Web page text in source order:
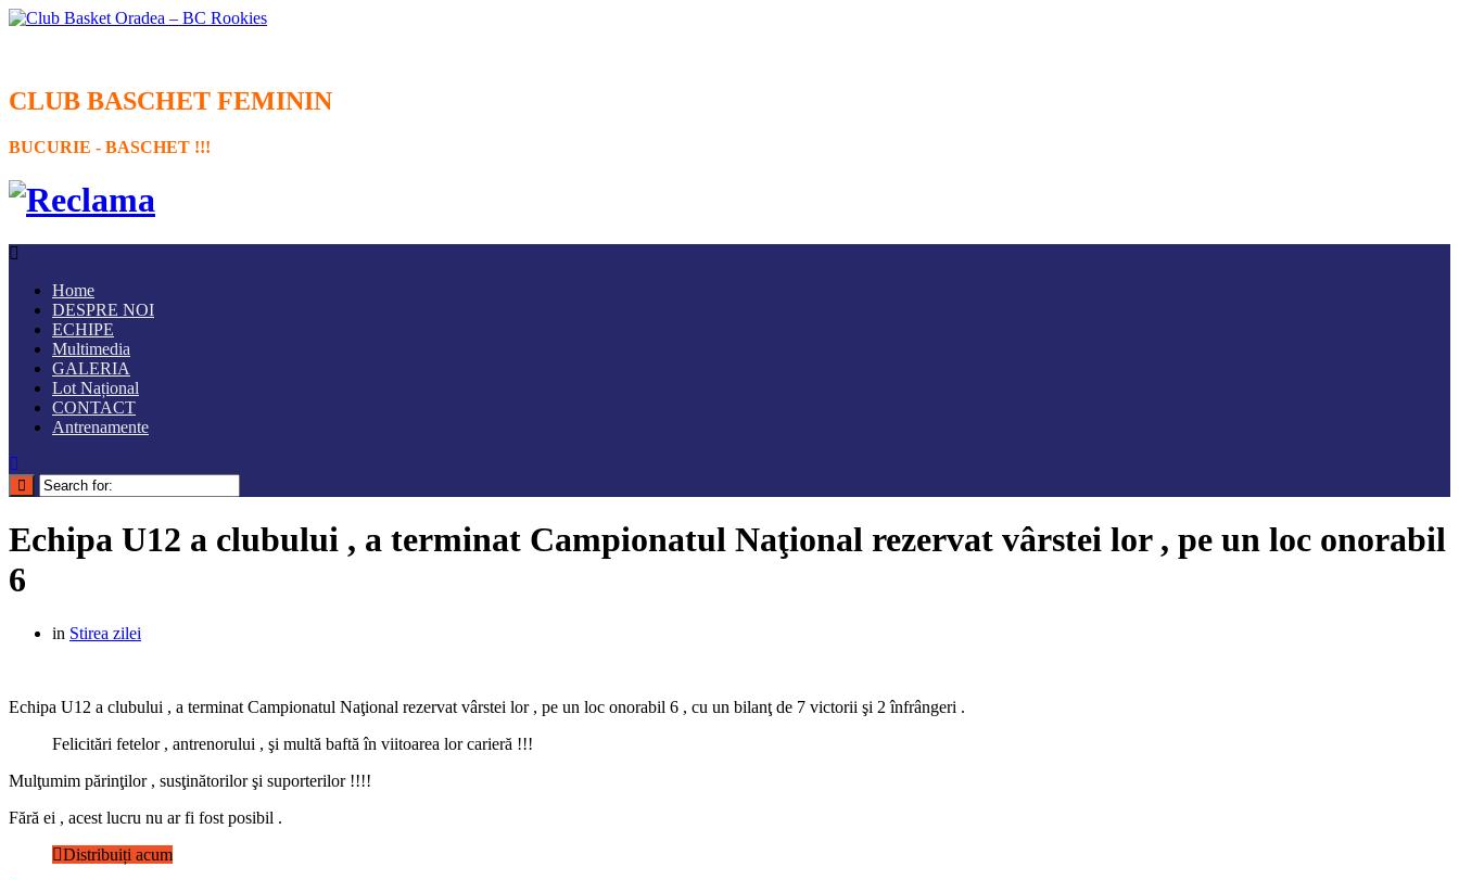
CLUB BASCHET FEMININ
BUCURIE - BASCHET !!!
Home
DESPRE NOI
ECHIPE
Multimedia
GALERIA
Lot Național
CONTACT
Antrenamente
Echipa U12 a clubului , a terminat Campionatul Naţional rezervat vârstei lor , pe un loc onorabil
6
in Stirea zilei
Echipa U12 a clubului , a terminat Campionatul Naţional rezervat vârstei lor , pe un loc onorabil 6 , cu un bilanţ de 7 victorii şi 2 înfrângeri .
Felicitări fetelor , antrenorului , şi multă baftă în viitoarea lor carieră !!!
Mulţumim părinţilor , susţinătorilor şi suporterilor !!!!
Fără ei , acest lucru nu ar fi fost posibil .
Distribuiți acum